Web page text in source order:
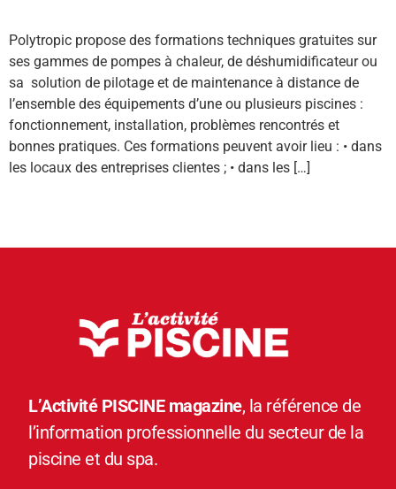
Polytropic propose des formations techniques gratuites sur
ses gammes de pompes à chaleur, de déshumidificateur ou
sa solution de pilotage et de maintenance à distance de
l’ensemble des équipements d’une ou plusieurs piscines :
fonctionnement, installation, problèmes rencontrés et
bonnes pratiques. Ces formations peuvent avoir lieu : • dans
les locaux des entreprises clientes ; • dans les […]
L’Activité PISCINE magazine, la référence de
l’information professionnelle du secteur de la
piscine et du spa.